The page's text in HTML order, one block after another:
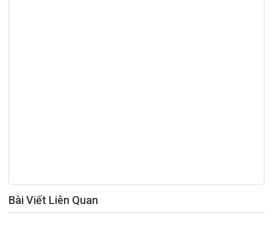
Bài Viết Liên Quan